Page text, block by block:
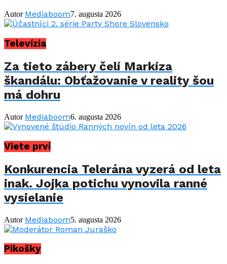
Autor Mediaboom7. augusta 2026
Televízia
Za tieto zábery čelí Markíza
škandálu: Obťažovanie v reality šou
má dohru
Autor Mediaboom6. augusta 2026
Viete prví
Konkurencia Telerána vyzerá od leta
inak. Jojka potichu vynovila ranné
vysielanie
Autor Mediaboom5. augusta 2026
Pikošky